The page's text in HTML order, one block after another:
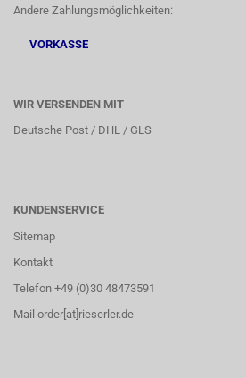
Andere Zahlungsmöglichkeiten:
VORKASSE
WIR VERSENDEN MIT
Deutsche Post / DHL / GLS
KUNDENSERVICE
Sitemap
Kontakt
Telefon +49 (0)30 48473591
Mail order[at]rieserler.de